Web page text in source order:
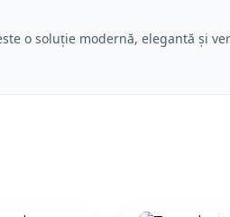
o soluție modernă, elegantă și